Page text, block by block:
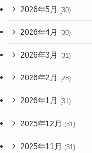
2026年5月 (30)
2026年4月 (30)
2026年3月 (31)
2026年2月 (28)
2026年1月 (31)
2025年12月 (31)
2025年11月 (31)